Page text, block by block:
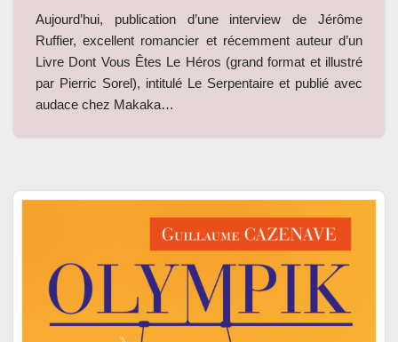
Aujourd’hui, publication d’une interview de Jérôme
Ruffier, excellent romancier et récemment auteur d’un
Livre Dont Vous Êtes Le Héros (grand format et illustré
par Pierric Sorel), intitulé Le Serpentaire et publié avec
audace chez Makaka…